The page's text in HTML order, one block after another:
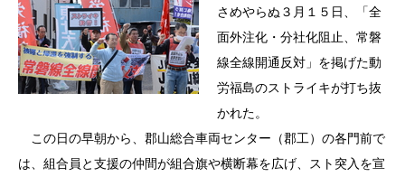
さめやらぬ３月１５日、「全
面外注化・分社化阻止、常磐
線全線開通反対」を掲げた動
労福島のストライキが打ち抜
かれた。
この日の早朝から、郡山総合車両センター（郡工）の各門前で
は、組合員と支援の仲間が組合旗や横断幕を広げ、スト突入を宣